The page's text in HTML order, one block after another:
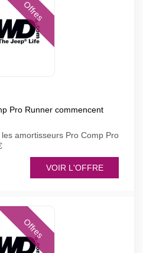
Offres
Pro Runner commencent
amortisseurs Pro Comp Pro
VOIR L'OFFRE
Offres